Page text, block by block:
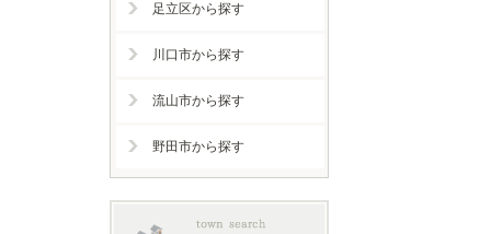
足立区から探す
川口市から探す
流山市から探す
野田市から探す